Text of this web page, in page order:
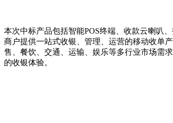
本次中标产品包括智能POS终端、收款云喇叭
商户提供一站式收银、管理、运营的移动收单
售、餐饮、交通、运输、娱乐等多行业市场需
的收银体验。